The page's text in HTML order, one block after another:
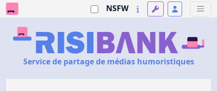
NSFW
Service de partage de médias humoristiques